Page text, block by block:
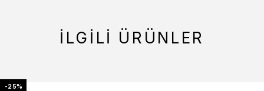
İLGILI ÜRÜNLER
-25%